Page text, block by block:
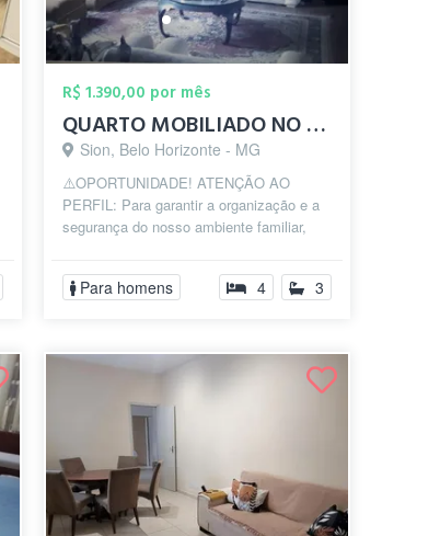
R$ 1.390,00 por mês
QUARTO MOBILIADO NO SION
Sion, Belo Horizonte - MG
⚠️OPORTUNIDADE! ATENÇÃO AO
PERFIL: Para garantir a organização e a
segurança do nosso ambiente familiar,
que ...
Para homens 4 3